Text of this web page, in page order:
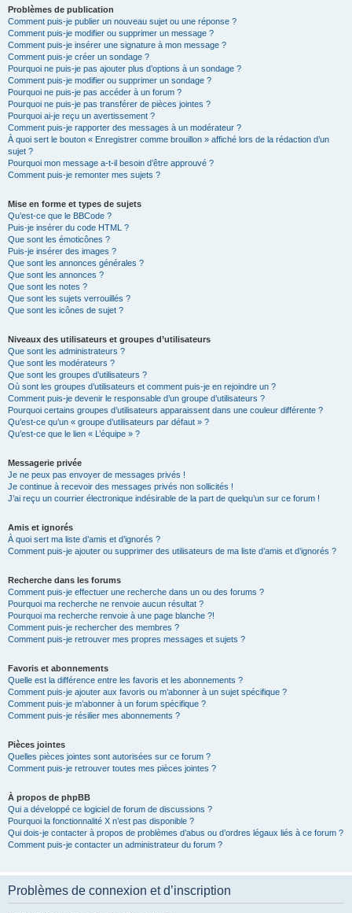
Problèmes de publication
Comment puis-je publier un nouveau sujet ou une réponse ?
Comment puis-je modifier ou supprimer un message ?
Comment puis-je insérer une signature à mon message ?
Comment puis-je créer un sondage ?
Pourquoi ne puis-je pas ajouter plus d’options à un sondage ?
Comment puis-je modifier ou supprimer un sondage ?
Pourquoi ne puis-je pas accéder à un forum ?
Pourquoi ne puis-je pas transférer de pièces jointes ?
Pourquoi ai-je reçu un avertissement ?
Comment puis-je rapporter des messages à un modérateur ?
À quoi sert le bouton « Enregistrer comme brouillon » affiché lors de la rédaction d’un
sujet ?
Pourquoi mon message a-t-il besoin d’être approuvé ?
Comment puis-je remonter mes sujets ?
Mise en forme et types de sujets
Qu’est-ce que le BBCode ?
Puis-je insérer du code HTML ?
Que sont les émoticônes ?
Puis-je insérer des images ?
Que sont les annonces générales ?
Que sont les annonces ?
Que sont les notes ?
Que sont les sujets verrouillés ?
Que sont les icônes de sujet ?
Niveaux des utilisateurs et groupes d’utilisateurs
Que sont les administrateurs ?
Que sont les modérateurs ?
Que sont les groupes d’utilisateurs ?
Où sont les groupes d’utilisateurs et comment puis-je en rejoindre un ?
Comment puis-je devenir le responsable d’un groupe d’utilisateurs ?
Pourquoi certains groupes d’utilisateurs apparaissent dans une couleur différente ?
Qu’est-ce qu’un « groupe d’utilisateurs par défaut » ?
Qu’est-ce que le lien « L’équipe » ?
Messagerie privée
Je ne peux pas envoyer de messages privés !
Je continue à recevoir des messages privés non sollicités !
J’ai reçu un courrier électronique indésirable de la part de quelqu’un sur ce forum !
Amis et ignorés
À quoi sert ma liste d’amis et d’ignorés ?
Comment puis-je ajouter ou supprimer des utilisateurs de ma liste d’amis et d’ignorés ?
Recherche dans les forums
Comment puis-je effectuer une recherche dans un ou des forums ?
Pourquoi ma recherche ne renvoie aucun résultat ?
Pourquoi ma recherche renvoie à une page blanche ?!
Comment puis-je rechercher des membres ?
Comment puis-je retrouver mes propres messages et sujets ?
Favoris et abonnements
Quelle est la différence entre les favoris et les abonnements ?
Comment puis-je ajouter aux favoris ou m’abonner à un sujet spécifique ?
Comment puis-je m’abonner à un forum spécifique ?
Comment puis-je résilier mes abonnements ?
Pièces jointes
Quelles pièces jointes sont autorisées sur ce forum ?
Comment puis-je retrouver toutes mes pièces jointes ?
À propos de phpBB
Qui a développé ce logiciel de forum de discussions ?
Pourquoi la fonctionnalité X n’est pas disponible ?
Qui dois-je contacter à propos de problèmes d’abus ou d’ordres légaux liés à ce forum ?
Comment puis-je contacter un administrateur du forum ?
Problèmes de connexion et d’inscription